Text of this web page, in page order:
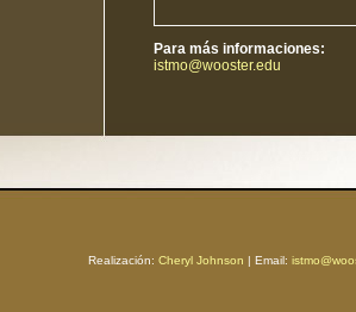
Para más informaciones:
istmo@wooster.edu
Realización: Cheryl Johnson | Email: